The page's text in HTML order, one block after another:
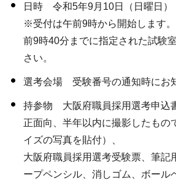
日時 令和5年9月10日（日曜日
※受付は午前9時から開始します
前9時40分までに指定された試験
さい。
選考会場 受験番号の通知時にお
持参物 大阪府職員採用選考申込
正面向、半年以内に撮影したもの
イズの写真を貼付）、
大阪府職員採用選考受験票、筆記
ープペンシル、消しゴム、ボール